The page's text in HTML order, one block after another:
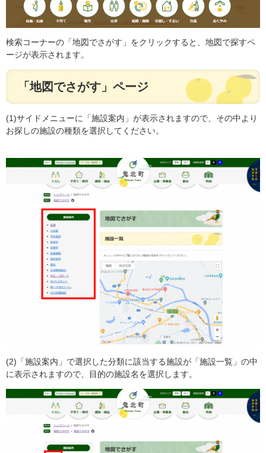
検索コーナーの「地図でさがす」をクリックすると、地図で探すペ
ージが表示されます。
「地図でさがす」ページ
(1)サイドメニューに「施設案内」が表示されますので、その中より
お探しの施設の種類を選択してください。
(2)「施設案内」で選択した分類に該当する施設が「施設一覧」の中
に表示されますので、目的の施設名を選択します。